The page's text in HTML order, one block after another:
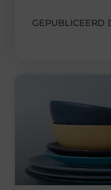
GEPUBLICEERD